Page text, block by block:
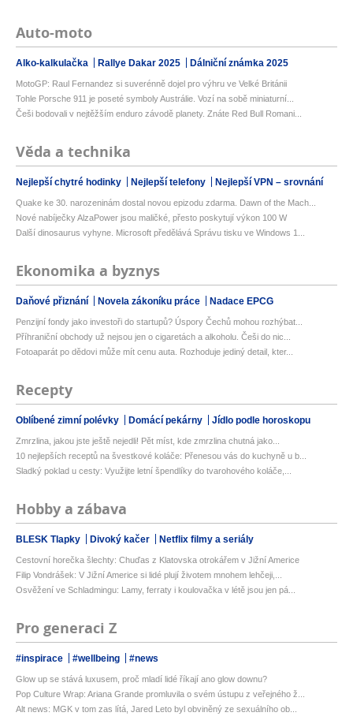
Auto-moto
Alko-kalkulačka Rallye Dakar 2025 Dálniční známka 2025
MotoGP: Raul Fernandez si suverénně dojel pro výhru ve Velké Británii
Tohle Porsche 911 je poseté symboly Austrálie. Vozí na sobě miniaturní...
Češi bodovali v nejtěžším enduro závodě planety. Znáte Red Bull Romani...
Věda a technika
Nejlepší chytré hodinky Nejlepší telefony Nejlepší VPN – srovnání
Quake ke 30. narozeninám dostal novou epizodu zdarma. Dawn of the Mach...
Nové nabíječky AlzaPower jsou maličké, přesto poskytují výkon 100 W
Další dinosaurus vyhyne. Microsoft předělává Správu tisku ve Windows 1...
Ekonomika a byznys
Daňové přiznání Novela zákoníku práce Nadace EPCG
Penzijní fondy jako investoři do startupů? Úspory Čechů mohou rozhýbat...
Příhraniční obchody už nejsou jen o cigaretách a alkoholu. Češi do nic...
Fotoaparát po dědovi může mít cenu auta. Rozhoduje jediný detail, kter...
Recepty
Oblíbené zimní polévky Domácí pekárny Jídlo podle horoskopu
Zmrzlina, jakou jste ještě nejedli! Pět míst, kde zmrzlina chutná jako...
10 nejlepších receptů na švestkové koláče: Přenesou vás do kuchyně u b...
Sladký poklad u cesty: Využijte letní špendlíky do tvarohového koláče,...
Hobby a zábava
BLESK Tlapky Divoký kačer Netflix filmy a seriály
Cestovní horečka šlechty: Chuďas z Klatovska otrokářem v Jižní Americe
Filip Vondrášek: V Jižní Americe si lidé plují životem mnohem lehčeji,...
Osvěžení ve Schladmingu: Lamy, ferraty i koulovačka v létě jsou jen pá...
Pro generaci Z
#inspirace #wellbeing #news
Glow up se stává luxusem, proč mladí lidé říkají ano glow downu?
Pop Culture Wrap: Ariana Grande promluvila o svém ústupu z veřejného ž...
Alt news: MGK v tom zas lítá, Jared Leto byl obviněný ze sexuálního ob...